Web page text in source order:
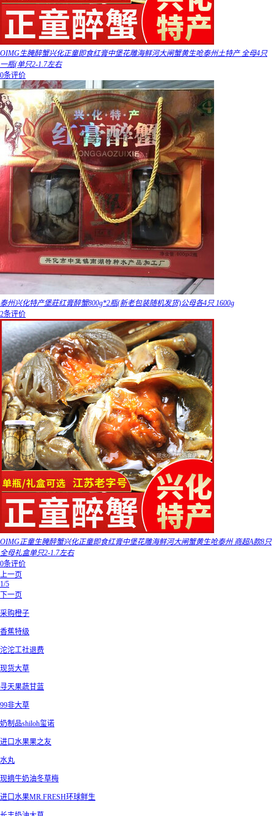
OIMG生腌醉蟹兴化正童即食红膏中堡花雕海鲜河大闸蟹黄生呛泰州土特产 全母4只
一瓶(单只2-1.7左右
0条评价
泰州兴化特产堡莊红膏醉蟹800g*2瓶(新老包装随机发货)公母各4只 1600g
2条评价
OIMG正童生腌醉蟹兴化正童即食红膏中堡花雕海鲜河大闸蟹黄生呛泰州 商超A款8只
全母礼盒单只2-1.7左右
0条评价
上一页
1/5
下一页
采购橙子
香蕉特级
沱沱工社退费
现货大草
寻天果蔬甘蓝
99非大草
奶制品shiloh玺诺
进口水果果之友
水丸
现摘牛奶油冬草梅
进口水果MR.FRESH环球鲜生